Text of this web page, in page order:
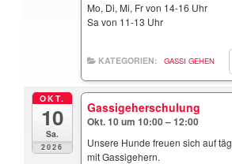
Mo, Di, Mi, Fr von 14-16 Uhr
Sa von 11-13 Uhr
KATEGORIEN: GASSI GEHEN
OKT.
10
Sa.
2026
Gassigeherschulung
Okt. 10 um 10:00 – 12:00
Unsere Hunde freuen sich auf
mit Gassigehern.